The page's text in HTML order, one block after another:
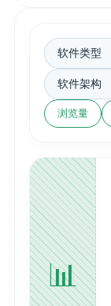
浏览量
📊